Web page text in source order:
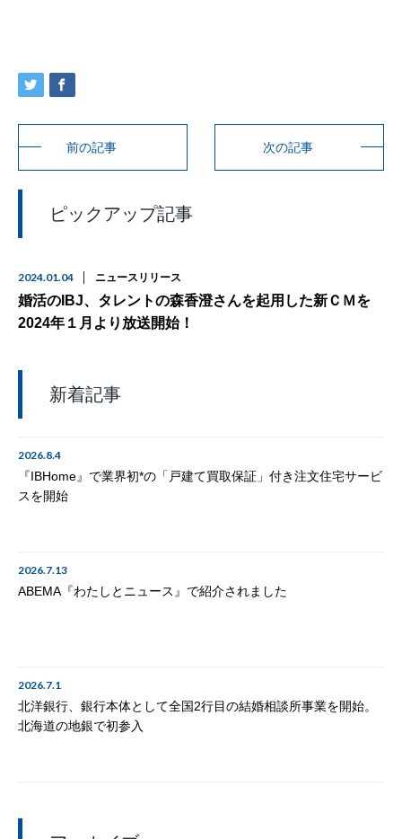
前の記事 次の記事
ピックアップ記事
2024.01.04 ニュースリリース
婚活のIBJ、タレントの森香澄さんを起用した新ＣＭを
2024年１月より放送開始！
新着記事
2026.8.4
『IBHome』で業界初*の「戸建て買取保証」付き注文住宅サービ
スを開始
2026.7.13
ABEMA『わたしとニュース』で紹介されました
2026.7.1
北洋銀行、銀行本体として全国2行目の結婚相談所事業を開始。
北海道の地銀で初参入